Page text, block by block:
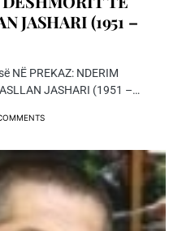
JASHARI (1951 –
NË PREKAZ: NDERIM
JASHARI (1951 –…